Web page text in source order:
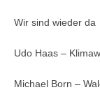
Wir sind wieder da
Udo Haas –
Michael Born –